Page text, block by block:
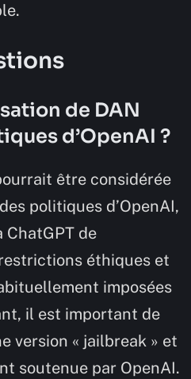
de DAN
d’OpenAI ?
être considérée
politiques d’OpenAI,
ChatGPT de
éthiques et
imposées
il est important de
version « jailbreak » et
soutenue par OpenAI.